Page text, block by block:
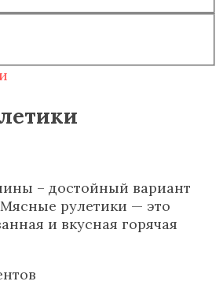
– достойный вариант
рулетики — это
и вкусная горячая